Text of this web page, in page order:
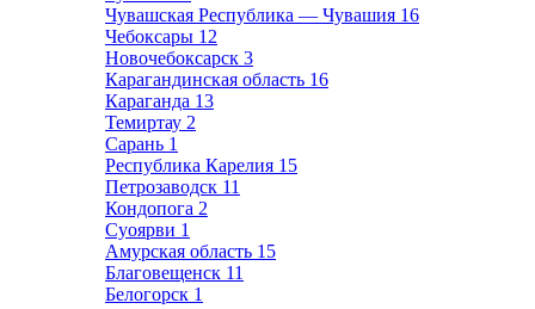
Чувашская Республика — Чувашия 16
Чебоксары 12
Новочебоксарск 3
Карагандинская область 16
Караганда 13
Темиртау 2
Сарань 1
Республика Карелия 15
Петрозаводск 11
Кондопога 2
Суоярви 1
Амурская область 15
Благовещенск 11
Белогорск 1